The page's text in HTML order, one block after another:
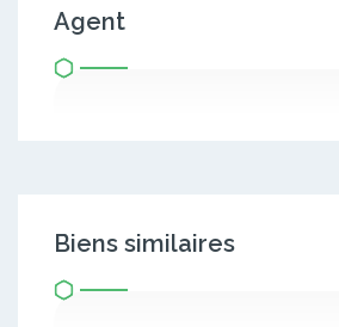
Agent
Biens similaires